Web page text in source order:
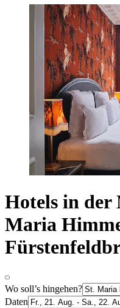
Hotels in der
Maria
Wo soll’s hingehen?
Daten